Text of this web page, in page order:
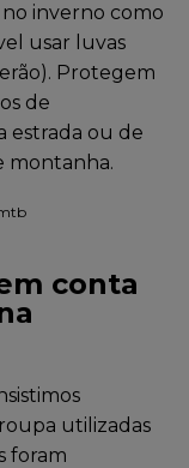
inverno como
usar luvas
Protegem
de
estrada ou de
montanha.
conta
utilizadas
foram